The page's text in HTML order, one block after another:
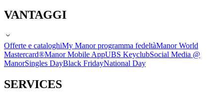
VANTAGGI
Offerte e cataloghiMy Manor programma fedeltàManor World
Mastercard®Manor Mobile AppUBS KeyclubSocial Media @
ManorSingles DayBlack FridayNational Day
SERVICES